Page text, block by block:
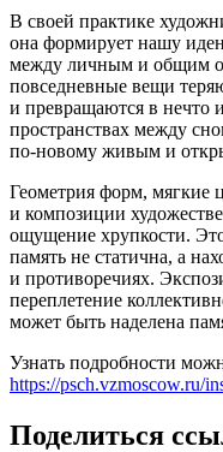
В своей практике
она формирует нашу
между личным и общим
повседневные вещи
и превращаются в нечто
пространствах между
по-новому живым и
Геометрия форм, мягкие
и композиции
ощущение хрупкости.
память не статична, а
и противоречиях.
переплетение
может быть наделена
Узнать подробности
https://psch.vzmoscow.ru/
Поделиться